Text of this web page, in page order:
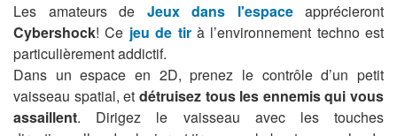
Les amateurs de Jeux dans l'espaceapprécieront
Cybershock! Ce jeu de tirà l’environnement techno est
particulièrement addictif.
Dans un espace en 2D, prenez le contrôle d’un petit
vaisseau spatial, et détruisez tous les ennemis qui vous
assaillent. Dirigez le vaisseau avec les touches